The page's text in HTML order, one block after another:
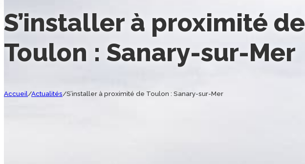
S’installer à proximité de
Toulon : Sanary-sur-Mer
Accueil/Actualités/S’installer à proximité de Toulon : Sanary-sur-Mer